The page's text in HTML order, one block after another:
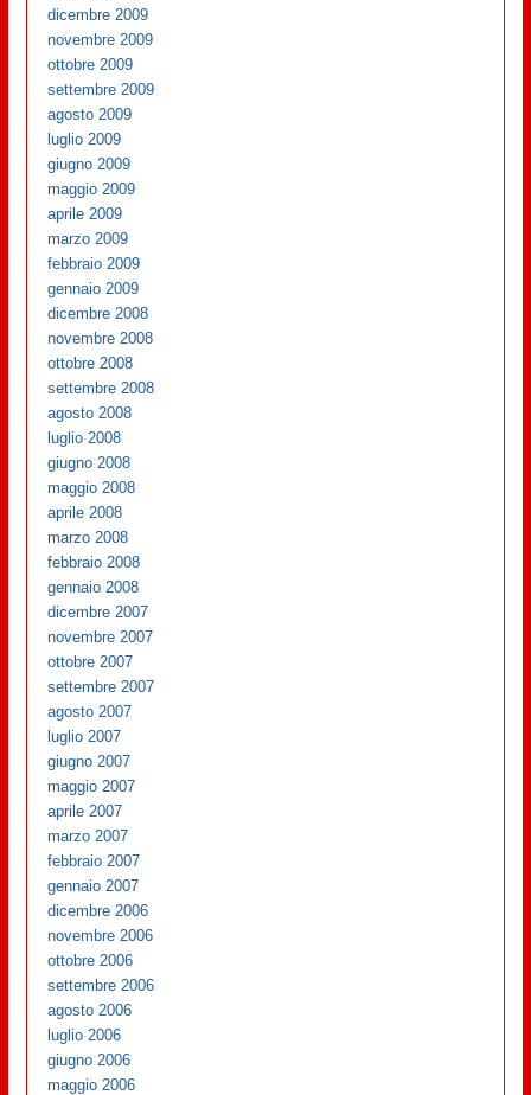
dicembre 2009
novembre 2009
ottobre 2009
settembre 2009
agosto 2009
luglio 2009
giugno 2009
maggio 2009
aprile 2009
marzo 2009
febbraio 2009
gennaio 2009
dicembre 2008
novembre 2008
ottobre 2008
settembre 2008
agosto 2008
luglio 2008
giugno 2008
maggio 2008
aprile 2008
marzo 2008
febbraio 2008
gennaio 2008
dicembre 2007
novembre 2007
ottobre 2007
settembre 2007
agosto 2007
luglio 2007
giugno 2007
maggio 2007
aprile 2007
marzo 2007
febbraio 2007
gennaio 2007
dicembre 2006
novembre 2006
ottobre 2006
settembre 2006
agosto 2006
luglio 2006
giugno 2006
maggio 2006